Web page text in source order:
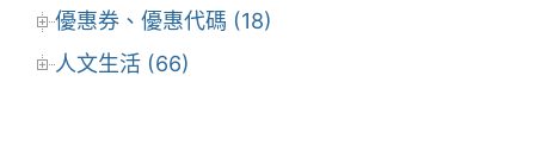
優惠券、優惠代碼 (18)
人文生活 (66)